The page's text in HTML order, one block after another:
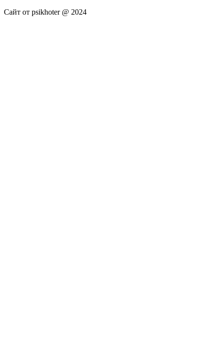
Сайт от psikhoter @ 2024